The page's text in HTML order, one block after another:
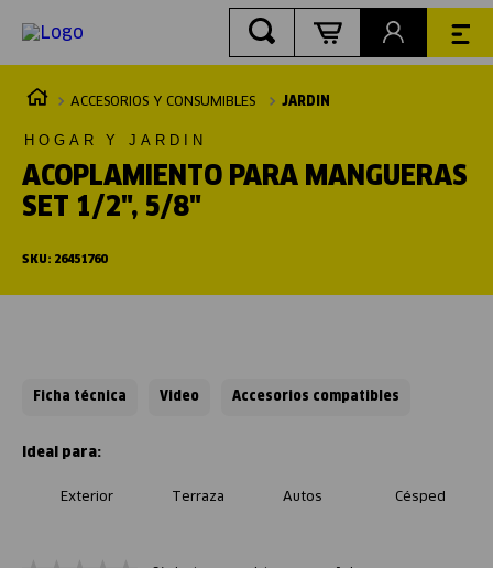
ACCESORIOS Y CONSUMIBLES JARDIN
HOGAR Y JARDIN
ACOPLAMIENTO PARA MANGUERAS
SET 1/2", 5/8"
SKU: 26451760
Ficha técnica Video Accesorios compatibles
Exterior Terraza Autos Césped